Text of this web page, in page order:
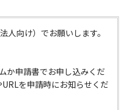
人向け）でお願いします。
か申請書でお申し込みくだ
を申請時にお知らせくだ